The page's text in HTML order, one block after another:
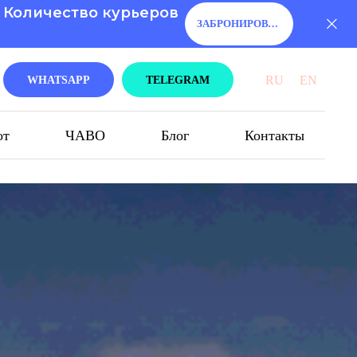
курьеров
ЗАБРОНИРОВАТЬ!
WHATSAPP TELEGRAM RU EN
ЧАВО Блог Контакты